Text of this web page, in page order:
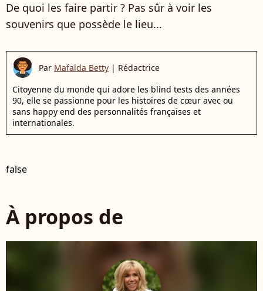
De quoi les faire partir ? Pas sûr à voir les
souvenirs que possède le lieu...
Par Mafalda Betty | Rédactrice
Citoyenne du monde qui adore les blind tests des années
90, elle se passionne pour les histoires de cœur avec ou
sans happy end des personnalités françaises et
internationales.
false
À propos de